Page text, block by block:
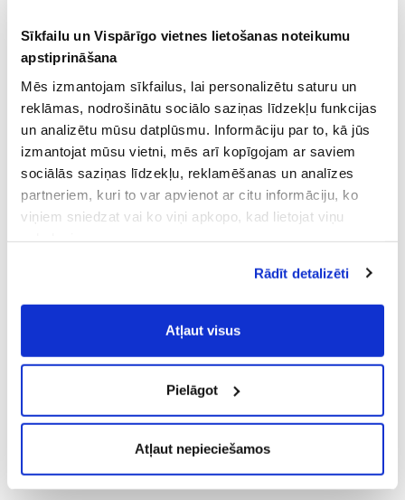
Sīkfailu un Vispārīgo vietnes lietošanas noteikumu
apstiprināšana
Mēs izmantojam sīkfailus, lai personalizētu saturu un
reklāmas, nodrošinātu sociālo saziņas līdzekļu funkcijas
un analizētu mūsu datplūsmu. Informāciju par to, kā jūs
izmantojat mūsu vietni, mēs arī kopīgojam ar saviem
sociālās saziņas līdzekļu, reklamēšanas un analīzes
partneriem, kuri to var apvienot ar citu informāciju, ko
viņiem sniedzat vai ko viņi apkopo, kad lietojat viņu
Vispārīgiem vietnes lietošanas
noteikumiem(saīsināti - VVLN).
Rādīt detalizēti
Atļaut visus
Pielāgot
Atļaut nepieciešamos